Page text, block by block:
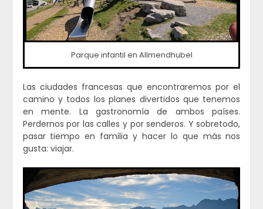
Parque infantil en Allmendhubel
Las ciudades francesas que encontraremos por el
camino y todos los planes divertidos que tenemos
en mente. La gastronomía de ambos países.
Perdernos por las calles y por senderos. Y sobretodo,
pasar tiempo en familia y hacer lo que más nos
gusta: viajar.